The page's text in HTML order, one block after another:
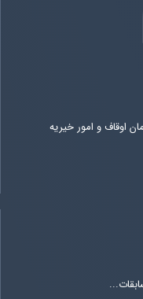
اوقاف و امور خیریه